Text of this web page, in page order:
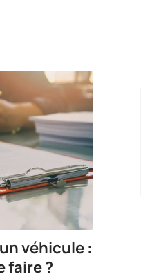
véhicule :
faire ?